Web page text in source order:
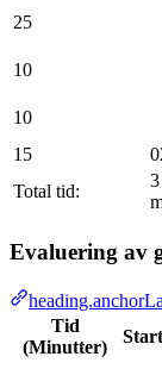
25
10
10
15
Total tid:
Evaluering av
Tid
(Minutter)
Start